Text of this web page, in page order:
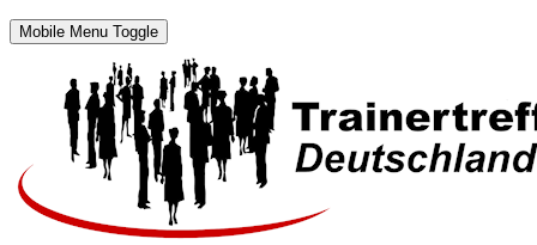
Mobile Menu Toggle